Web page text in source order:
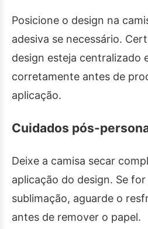
Posicione o design na
adesiva se necessário.
design esteja centralizado
corretamente antes de
aplicação.
Cuidados pós-
Deixe a camisa secar
aplicação do design. Se
sublimação, aguarde o
antes de remover o papel.